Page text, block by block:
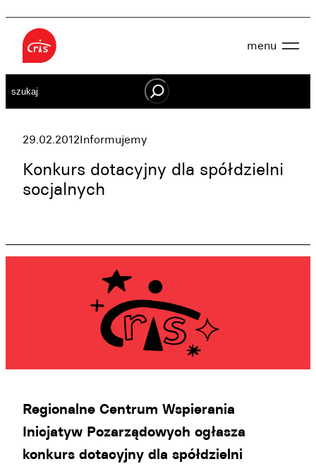
Przejdź
treści
menu
Aktualności
Wspieraj nas
OWES
Oferta
Szukaj
29.02.2012Informujemy
Konkurs dotacyjny dla spółdzielni
socjalnych
Regionalne Centrum Wspierania
Inicjatyw Pozarządowych ogłasza
konkurs dotacyjny dla spółdzielni